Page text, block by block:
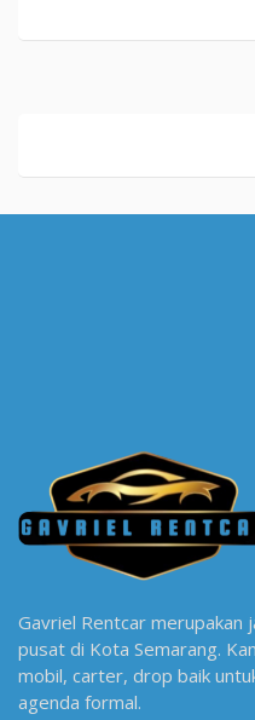
Gavriel Rentcar
pusat di Kota Semarang.
mobil, carter, drop baik
agenda formal.